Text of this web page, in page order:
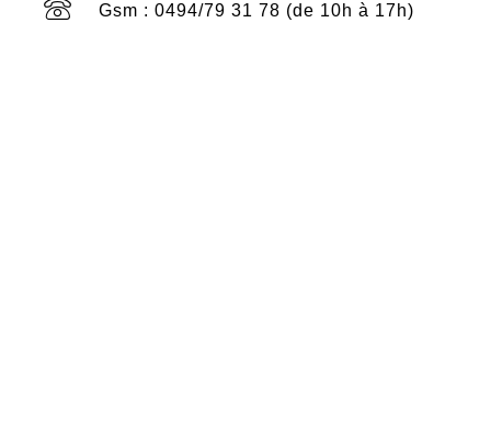
Gsm : 0494/79 31 78 (de 10h à 17h)